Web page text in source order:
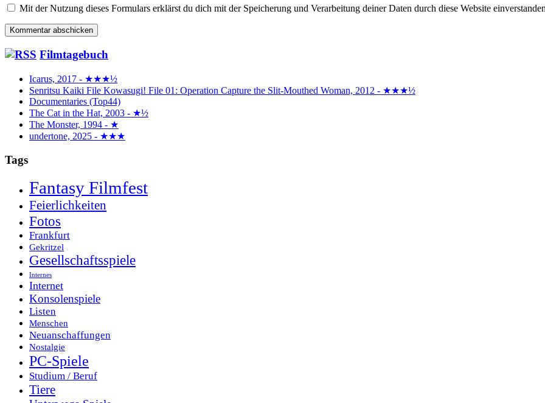
Mit der Nutzung dieses Formulars erklärst du dich mit der Speicherung und Verarbeitung deiner Daten durch diese Website
Filmtagebuch
Icarus, 2017 - ★★★½
Senritsu Kaiki File Kowasugi! File 01: Operation Capture the Slit-Mouthed Woman, 2012 - ★★★½
Documentaries (Top44)
The Cat in the Hat, 2003 - ★½
The Monster, 1994 - ★
undertone, 2025 - ★★★
Tags
Fantasy Filmfest
Feierlichkeiten
Fotos
Frankfurt
Gekritzel
Gesellschaftsspiele
Internes
Internet
Konsolenspiele
Listen
Menschen
Neuanschaffungen
Nostalgie
PC-Spiele
Studium / Beruf
Tiere